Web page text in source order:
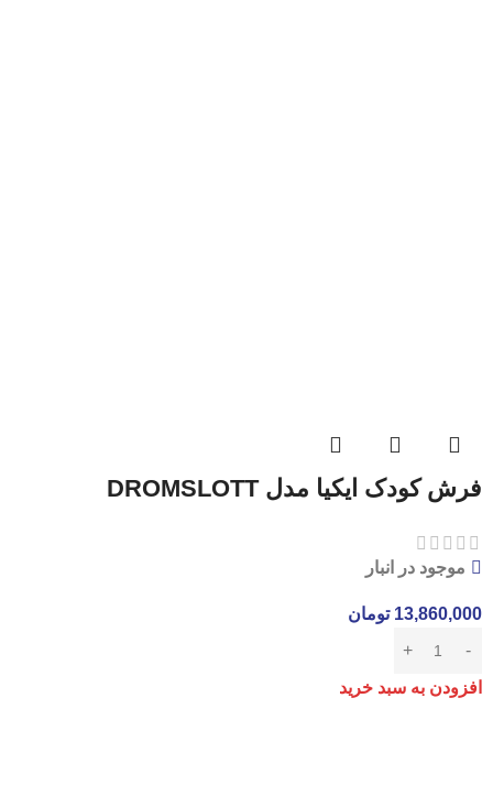
فرش کودک ایکیا مدل DROMSLOTT
موجود در انبار
13,860,000 تومان
افزودن به سبد خرید